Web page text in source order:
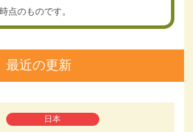
点のものです。
最近の更新
日本